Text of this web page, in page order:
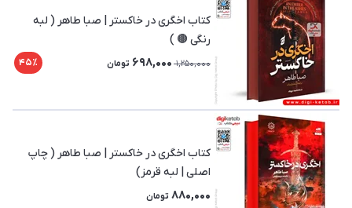
کتاب اخگری در خاکستر | صبا طاهر ( لبه
رنگی 🟤 )
1,250,000
698,000 تومان 45٪
کتاب اخگری در خاکستر | صبا طاهر ( چاپ
اصلی | لبه قرمز)
880,000 تومان